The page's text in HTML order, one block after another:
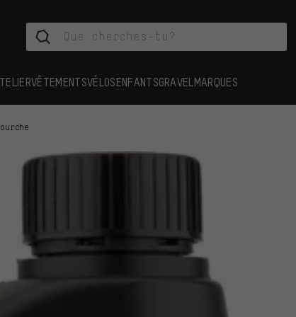
VÊTEMENTSVÉLOSENFANTSGRAVEL MARQUES